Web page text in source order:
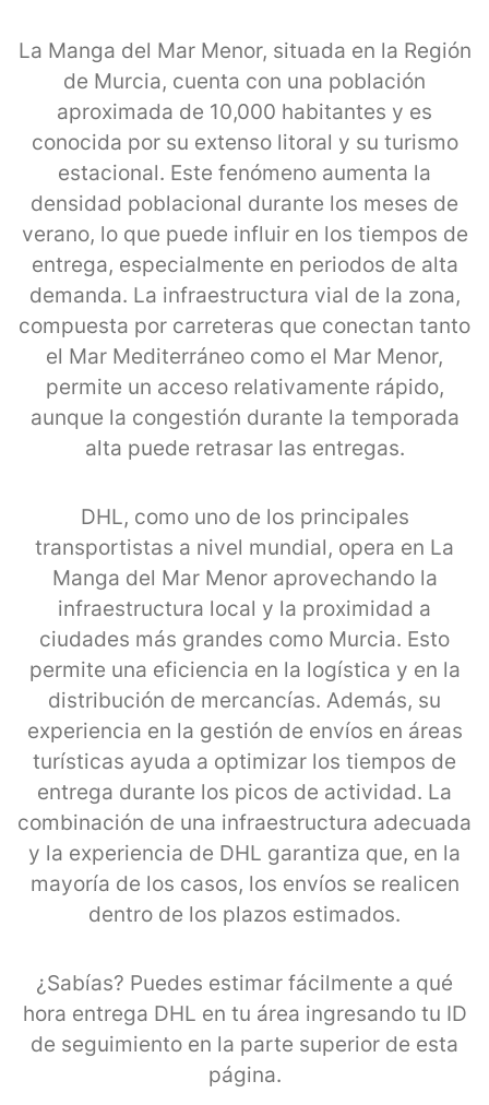
La Manga del Mar Menor, situada en la Región
de Murcia, cuenta con una población
aproximada de 10,000 habitantes y es
conocida por su extenso litoral y su turismo
estacional. Este fenómeno aumenta la
densidad poblacional durante los meses de
verano, lo que puede influir en los tiempos de
entrega, especialmente en periodos de alta
demanda. La infraestructura vial de la zona,
compuesta por carreteras que conectan tanto
el Mar Mediterráneo como el Mar Menor,
permite un acceso relativamente rápido,
aunque la congestión durante la temporada
alta puede retrasar las entregas.
DHL, como uno de los principales
transportistas a nivel mundial, opera en La
Manga del Mar Menor aprovechando la
infraestructura local y la proximidad a
ciudades más grandes como Murcia. Esto
permite una eficiencia en la logística y en la
distribución de mercancías. Además, su
experiencia en la gestión de envíos en áreas
turísticas ayuda a optimizar los tiempos de
entrega durante los picos de actividad. La
combinación de una infraestructura adecuada
y la experiencia de DHL garantiza que, en la
mayoría de los casos, los envíos se realicen
dentro de los plazos estimados.
¿Sabías? Puedes estimar fácilmente a qué
hora entrega DHL en tu área ingresando tu ID
de seguimiento en la parte superior de esta
página.